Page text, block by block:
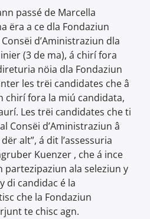
passé de Marcella
ëra a ce dla Fondaziun
d’Aministraziun dla
(3 de ma), á chirí fora
nöia dla Fondaziun
les trëi candidates che â
chirí fora la miú candidata,
Les trëi candidates che ti
Consëi d’Aministraziun â
alt”, á dit l’assessuria
Kuenzer , che á ince
partezipaziun ala seleziun y
di candidac é la
che la Fondaziun
te chisc agn.